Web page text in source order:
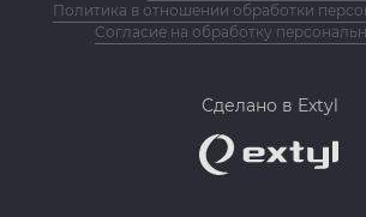
Политика в отношении обработки
Согласие на обработку
Сделано в Extyl